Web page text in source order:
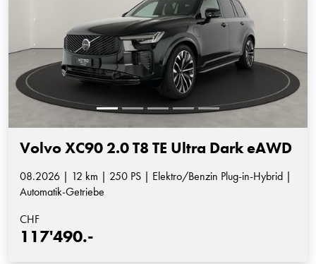
Volvo XC90 2.0 T8 TE Ultra Dark eAWD
08.2026 | 12 km | 250 PS | Elektro/Benzin Plug-in-Hybrid |
Automatik-Getriebe
CHF
117'490.-